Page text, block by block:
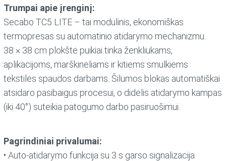
Trumpai apie įrenginį:
Secabo TC5 LITE – tai modulinis, ekonomiškas
termopresas su automatinio atidarymo mechanizmu.
38 × 38 cm plokštė puikiai tinka ženkliukams,
aplikacijoms, marškinėliams ir kitiems smulkiems
tekstilės spaudos darbams. Šilumos blokas automatiškai
atsidaro pasibaigus procesui, o didelis atidarymo kampas
(iki 40°) suteikia patogumo darbo pasiruošimui
Pagrindiniai privalumai:
• Auto‑atidarymo funkcija su 3 s garso signalizacija